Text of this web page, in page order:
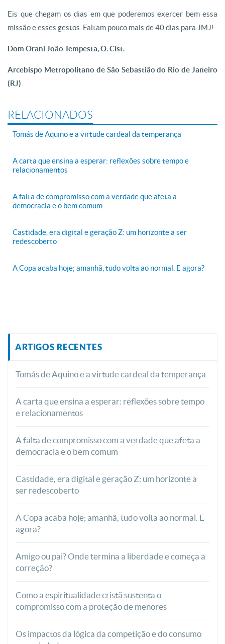
Eis que chegam os dias em que poderemos exercer bem essa
missão e esses gestos. Faltam pouco mais de 40 dias para JMJ!
Dom Orani João Tempesta, O. Cist.
Arcebispo Metropolitano de São Sebastião do Rio de Janeiro
(RJ)
RELACIONADOS
Tomás de Aquino e a virtude cardeal da temperança
A carta que ensina a esperar: reflexões sobre tempo e
relacionamentos
A falta de compromisso com a verdade que afeta a
democracia e o bem comum
Castidade, era digital e geração Z: um horizonte a ser
redescoberto
A Copa acaba hoje; amanhã, tudo volta ao normal. E agora?
ARTIGOS RECENTES
Tomás de Aquino e a virtude cardeal da temperança
A carta que ensina a esperar: reflexões sobre tempo
e relacionamentos
A falta de compromisso com a verdade que afeta a
democracia e o bem comum
Castidade, era digital e geração Z: um horizonte a
ser redescoberto
A Copa acaba hoje; amanhã, tudo volta ao normal. E
agora?
Amigo ou pai? Onde termina a liberdade e começa a
correção?
Como a espiritualidade cristã sustenta o
compromisso com a proteção de menores
Os impactos da lógica da competição e do consumo